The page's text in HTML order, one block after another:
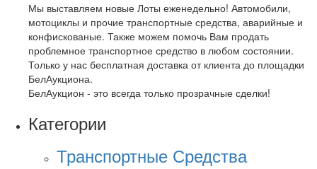
Мы выставляем новые Лоты еженедельно! Автомобили,
мотоциклы и прочие транспортные средства, аварийные и
конфискованые. Также можем помочь Вам продать
проблемное транспортное средство в любом состоянии.
Только у нас бесплатная доставка от клиента до площадки
БелАукциона.
БелАукцион - это всегда только прозрачные сделки!
Категории
Транспортные Средства